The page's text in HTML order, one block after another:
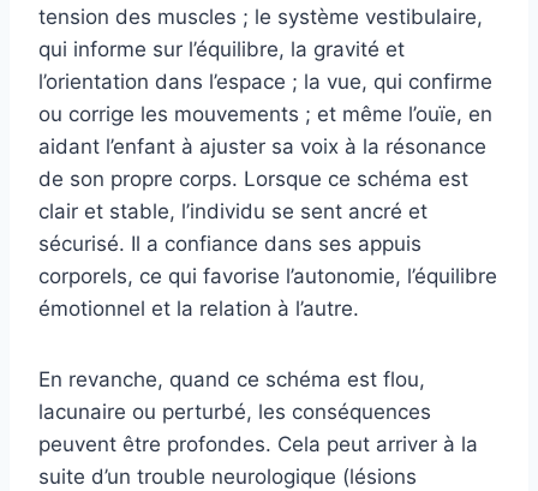
tension des muscles ; le système vestibulaire,
qui informe sur l’équilibre, la gravité et
l’orientation dans l’espace ; la vue, qui confirme
ou corrige les mouvements ; et même l’ouïe, en
aidant l’enfant à ajuster sa voix à la résonance
de son propre corps. Lorsque ce schéma est
clair et stable, l’individu se sent ancré et
sécurisé. Il a confiance dans ses appuis
corporels, ce qui favorise l’autonomie, l’équilibre
émotionnel et la relation à l’autre.
En revanche, quand ce schéma est flou,
lacunaire ou perturbé, les conséquences
peuvent être profondes. Cela peut arriver à la
suite d’un trouble neurologique (lésions